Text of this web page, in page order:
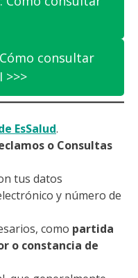
consultar
>>>
EsSalud.
o Consultas
tus datos
y número de
como partida
o constancia de